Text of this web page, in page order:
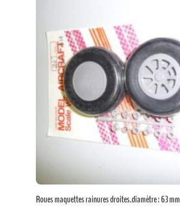
Roues maquettes rainures droites.diamètre : 63 mm